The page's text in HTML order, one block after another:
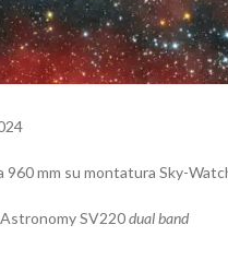
mm su montatura Sky-
SV220dual band